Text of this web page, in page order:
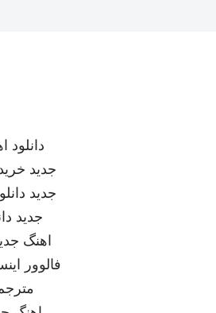
دانلود
جدید
جدید
جدید
اهنگ
فالوور